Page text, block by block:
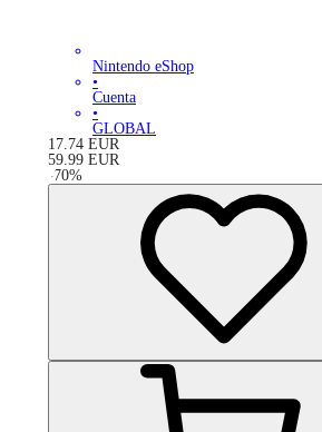
Nintendo eShop
•
Cuenta
•
GLOBAL
17.74 EUR
59.99 EUR
-70%